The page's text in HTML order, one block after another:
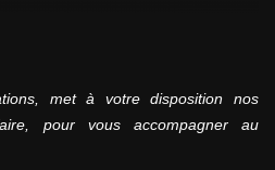
met à votre disposition nos
pour vous accompagner au